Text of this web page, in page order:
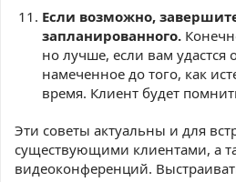
Если возможно,
запланированного.
но лучше, если вам удастся
намеченное до того, как
время. Клиент будет
Эти советы актуальны и для
существующими клиентами, а
видеоконференций.